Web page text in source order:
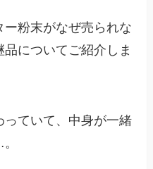
粉末がなぜ売られな
についてご紹介しま
ていて、中身が一緒